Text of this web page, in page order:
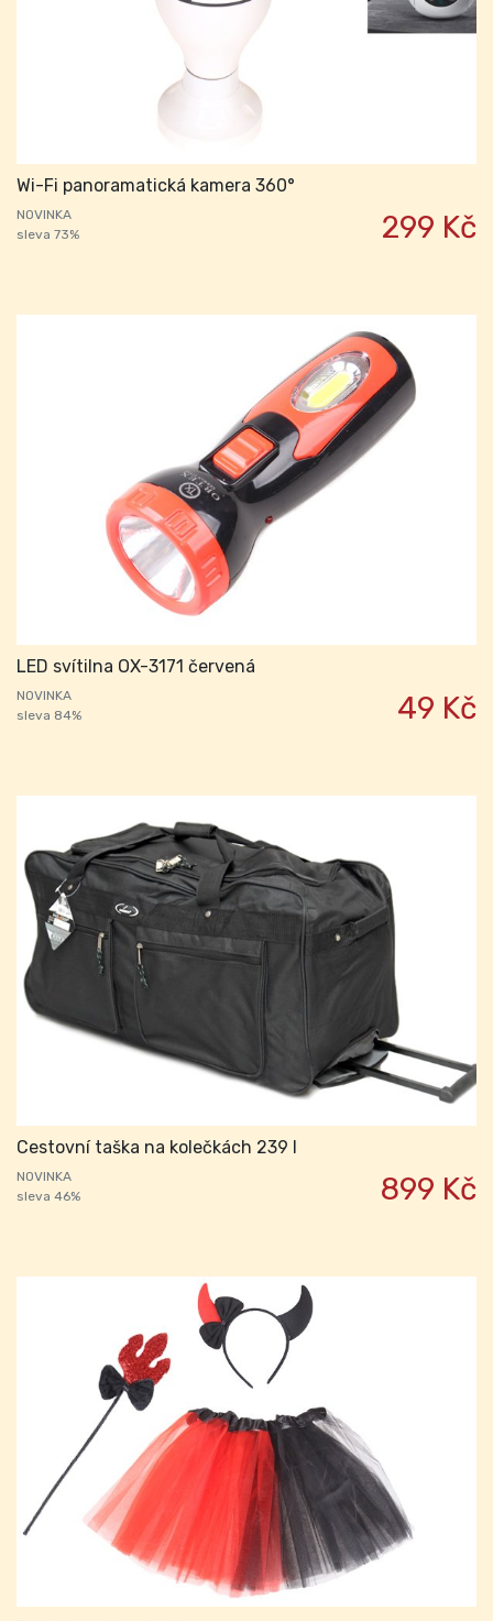
Wi-Fi panoramatická kamera 360°
NOVINKA
sleva 73%
299 Kč
LED svítilna OX-3171 červená
NOVINKA
sleva 84%
49 Kč
Cestovní taška na kolečkách 239 l
NOVINKA
sleva 46%
899 Kč